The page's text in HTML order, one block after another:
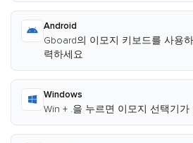
Android
Gboard의 이모지 키보드를 사용
력하세요
Windows
Win + .을 누르면 이모지 선택기가